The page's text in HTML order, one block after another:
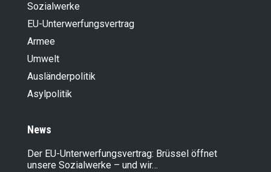
Sozialwerke
EU-Unterwerfungsvertrag
Armee
Umwelt
Ausländer­politik
Asylpolitik
News
Der EU-Unterwerfungsvertrag: Brüssel öffnet
unsere Sozialwerke – und wir…